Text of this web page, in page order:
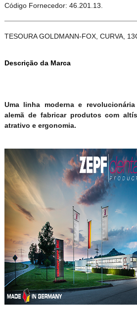
Código Fornecedor: 46.201.13.
TESOURA GOLDMANN-FOX, CURVA,
Descrição da Marca
Uma linha moderna e
alemã de fabricar produtos com
atrativo e ergonomia.